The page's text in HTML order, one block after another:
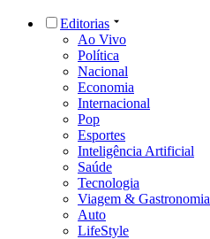
Editorias
Ao Vivo
Política
Nacional
Economia
Internacional
Pop
Esportes
Inteligência Artificial
Saúde
Tecnologia
Viagem & Gastronomia
Auto
LifeStyle